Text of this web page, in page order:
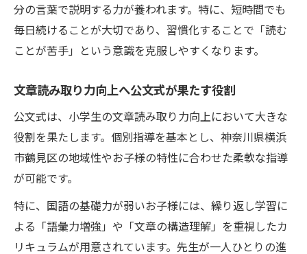
分の言葉で説明する力が養われます。特に、短時間でも
毎日続けることが大切であり、習慣化することで「読む
ことが苦手」という意識を克服しやすくなります。
文章読み取り力向上へ公文式が果たす役割
公文式は、小学生の文章読み取り力向上において大きな
役割を果たします。個別指導を基本とし、神奈川県横浜
市鶴見区の地域性やお子様の特性に合わせた柔軟な指導
が可能です。
特に、国語の基礎力が弱いお子様には、繰り返し学習に
よる「語彙力増強」や「文章の構造理解」を重視したカ
リキュラムが用意されています。先生が一人ひとりの進